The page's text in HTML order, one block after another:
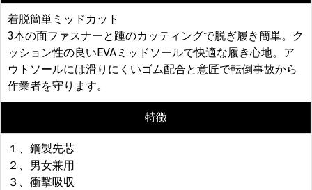
着脱簡単ミッドカット
3本の面ファスナーと踵のカッティングで脱ぎ履き簡単。ク
ッション性の良いEVAミッドソールで快適な履き心地。ア
ウトソールには滑りにくいゴム配合と意匠で転倒事故から
作業者を守ります。
特徴
１、鋼製先芯
２、男女兼用
３、衝撃吸収